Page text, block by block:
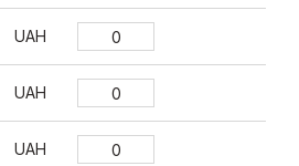
UAH
UAH
UAH